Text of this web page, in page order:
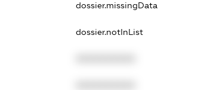
dossier.missingData
dossier.notInList